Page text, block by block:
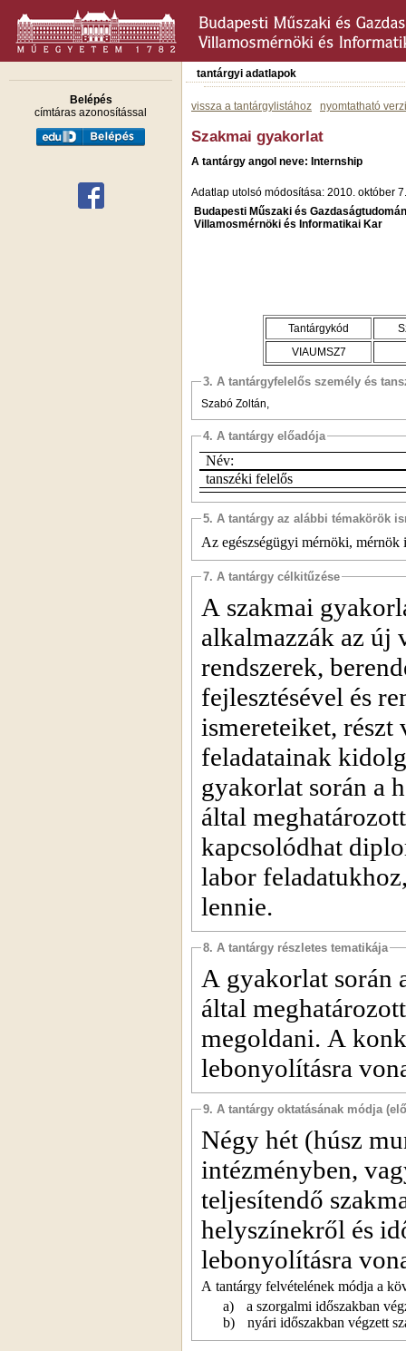
Belépés
címtáras azonosítással
tantárgyi adatlapok
vissza a tantárgylistához nyomtatható
Szakmai gyakorlat
A tantárgy angol neve: Internship
Adatlap utolsó módosítása: 2010. október 7.
Budapesti Műszaki és
Villamosmérnöki és Informatikai Kar
Tantárgykód
VIAUMSZ7
3. A tantárgyfelelős személy és
Szabó Zoltán,
4. A tantárgy előadója
Név:
tanszéki felelős
5. A tantárgy az alábbi témakörök
Az egészségügyi mérnöki,
7. A tantárgy célkitűzése
A szakmai
alkalmazzák az új
rendszerek,
fejlesztésével és
ismereteiket, részt
feladatainak
gyakorlat során a
által
kapcsolódhat
labor
lennie.
8. A tantárgy részletes tematikája
A gyakorlat során
által
megoldani. A
lebonyolításra
9. A tantárgy oktatásának módja
Négy hét (húsz
intézményben,
teljesítendő
helyszínekről és
lebonyolításra
A tantárgy felvételének módja a
a)
a szorgalmi időszakban
b)
nyári időszakban végzett